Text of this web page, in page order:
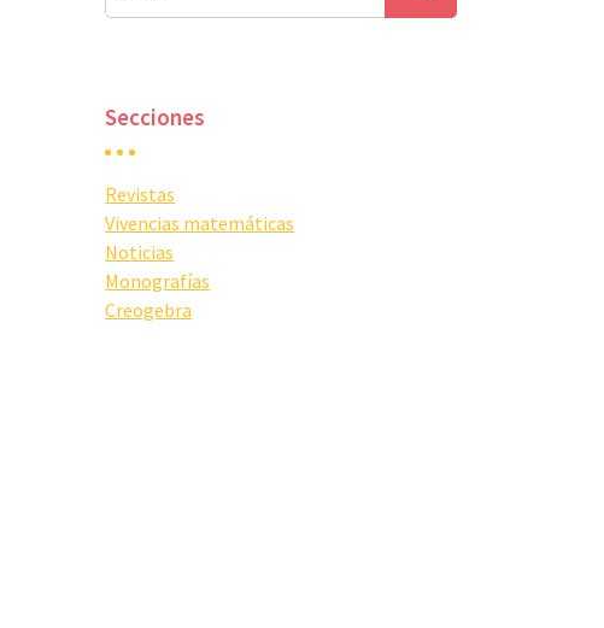
Secciones
Revistas
Vivencias matemáticas
Noticias
Monografías
Creogebra